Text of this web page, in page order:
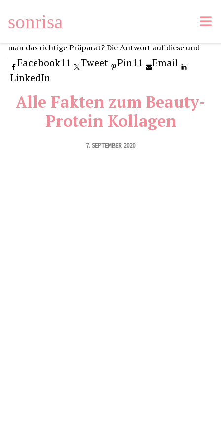
sonrisa
Facebook11 Tweet Pin11
Email
LinkedIn
Alle Fakten zum Beauty-
Protein Kollagen
7. SEPTEMBER 2020